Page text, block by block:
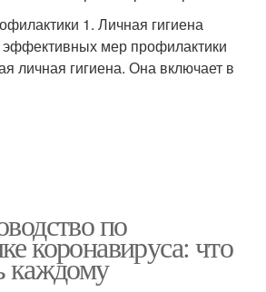
1. Личная гигиена
мер профилактики
личная гигиена. Она включает в
по
коронавируса: что
каждому